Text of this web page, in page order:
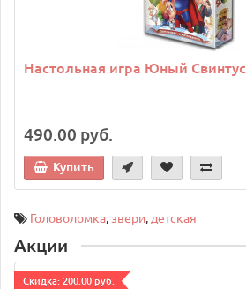
Настольная игра Юный Свинтус
490.00 руб.
Купить
Головоломка, звери, детская
Акции
Cкидка: 200.00 руб.